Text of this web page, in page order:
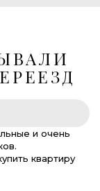
и очень
квартиру